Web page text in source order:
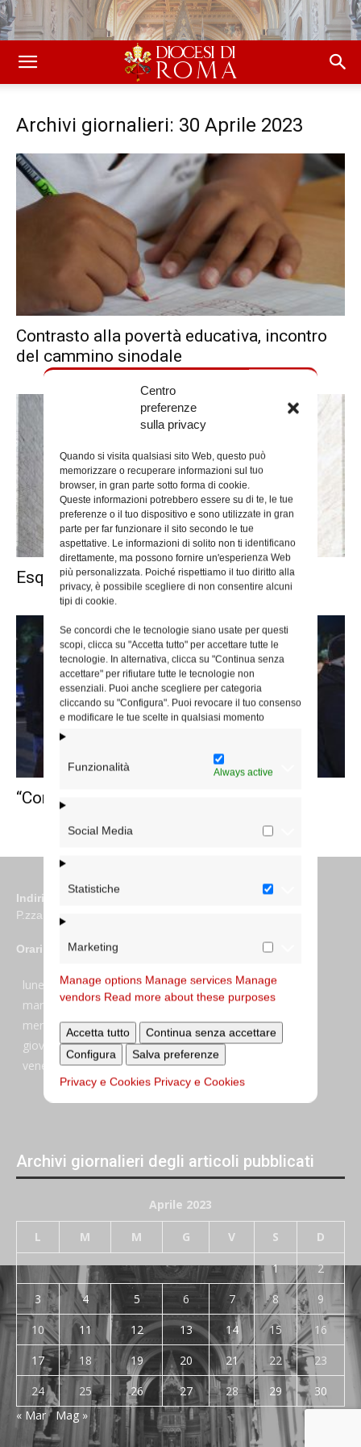
Centro
preferenze
sulla privacy
Quando si visita qualsiasi sito Web, questo può
memorizzare o recuperare informazioni sul tuo
browser, in gran parte sotto forma di cookie.
Queste informazioni potrebbero essere su di te, le tue
preferenze o il tuo dispositivo e sono utilizzate in gran
parte per far funzionare il sito secondo le tue
aspettative. Le informazioni di solito non ti identificano
direttamente, ma possono fornire un'esperienza Web
più personalizzata. Poiché rispettiamo il tuo diritto alla
privacy, è possibile scegliere di non consentire alcuni
tipi di cookie.
Se concordi che le tecnologie siano usate per questi
scopi, clicca su "Accetta tutto" per accettare tutte le
tecnologie. In alternativa, clicca su "Continua senza
accettare" per rifiutare tutte le tecnologie non
essenziali. Puoi anche scegliere per categoria
cliccando su "Configura". Puoi revocare il tuo consenso
e modificare le tue scelte in qualsiasi momento
Funzionalità Always active
Social Media
Statistiche
Marketing
Manage options Manage services Manage
vendors Read more about these purposes
Accetta tutto
Continua senza accettare
Configura
Salva preferenze
Privacy e Cookies Privacy e Cookies
Archivi giornalieri: 30 Aprile 2023
Contrasto alla povertà educativa, incontro
del cammino sinodale
Esquilino, la via maestra è il dialogo
“Contro la tratta, far fiorire la vita”
Indirizzo
P.zza S. Giovanni in Laterano 6 00184 Roma
Orari
lunedi:
7:45–13:45
martedi:
7:45–13:15 e 14:00-17:30
mercoledi:
7:45–13:15 e 14:00-17:30
giovedi:
7:45–13:45
venerdi:
7:45–13:45
Archivi giornalieri degli articoli pubblicati
Aprile 2023
L M M G V S D
1
2
3
4 5 6 7 8
9
10
11 12 13 14 15
16
17
18 19 20 21 22
23
24
25 26 27 28 29
30
« Mar
Mag »